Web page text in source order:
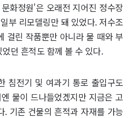
화정원'은 오래전 지어진 정수장
부 리모델링만 돼 있었다. 저수조
걸린 작품뿐만 아니라 물 때와 부
던 흔적도 함께 볼 수 있다.
침전기 및 여과기 통로 출입구도
물이 드나들었겠지만 지금은 고
. 기존 건물의 흔적과 자재를 가능